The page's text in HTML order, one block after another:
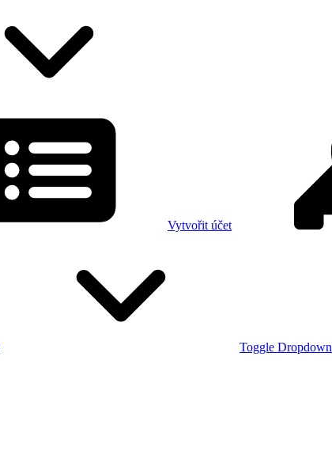
Vytvořit účet
Toggle Dropdown